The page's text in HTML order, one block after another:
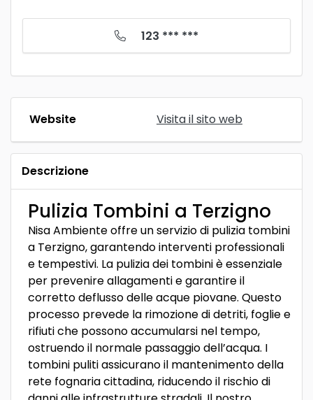
123 *** ***
Website Visita il sito web
Descrizione
Pulizia Tombini a Terzigno
Nisa Ambiente offre un servizio di pulizia tombini
a Terzigno, garantendo interventi professionali
e tempestivi. La pulizia dei tombini è essenziale
per prevenire allagamenti e garantire il
corretto deflusso delle acque piovane. Questo
processo prevede la rimozione di detriti, foglie e
rifiuti che possono accumularsi nel tempo,
ostruendo il normale passaggio dell’acqua. I
tombini puliti assicurano il mantenimento della
rete fognaria cittadina, riducendo il rischio di